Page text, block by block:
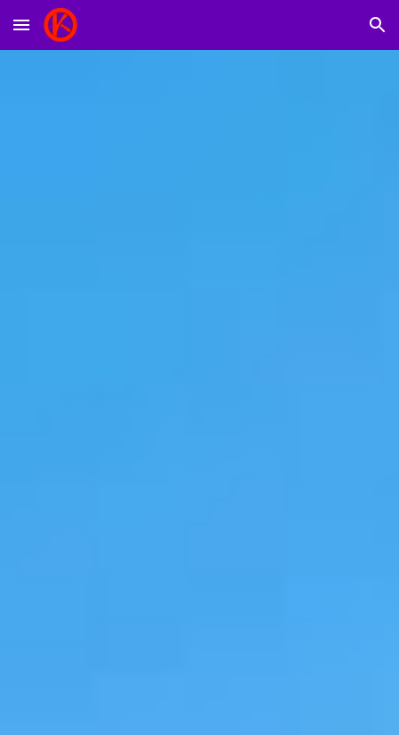
Skip to main content Skip to navigation